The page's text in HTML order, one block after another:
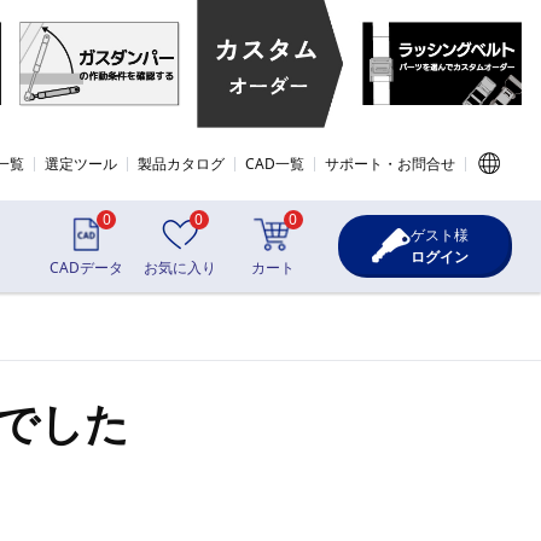
覧 選定ツール 製品カタログ CAD一覧 サポート・お問合せ
0
CADデータ
0
お気に入り
0
カート
ゲスト様
ログイン
した